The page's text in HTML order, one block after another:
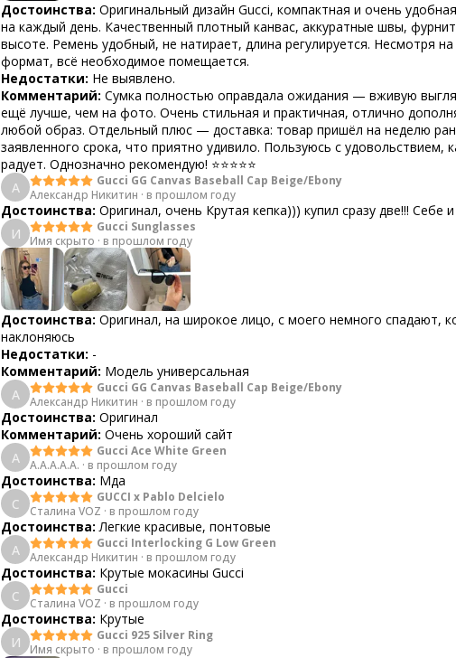
Достоинства: Оригинальный дизайн Gucci, компактная и очень
на каждый день. Качественный плотный канвас, аккуратные швы,
высоте. Ремень удобный, не натирает, длина регулируется. Несмотря
формат, всё необходимое помещается.
Недостатки: Не выявлено.
Комментарий: Сумка полностью оправдала ожидания — вживую
ещё лучше, чем на фото. Очень стильная и практичная, отлично
любой образ. Отдельный плюс — доставка: товар пришёл на неделю
заявленного срока, что приятно удивило. Пользуюсь с удовольствием,
радует. Однозначно рекомендую! ⭐⭐⭐⭐⭐
А
Gucci GG Canvas Baseball Cap Beige/Ebony
Александр Никитин · в прошлом году
Достоинства: Оригинал, очень Крутая кепка))) купил сразу две!!! Себе
И
Gucci Sunglasses
Имя скрыто · в прошлом году
Достоинства: Оригинал, на широкое лицо, с моего немного спадают,
наклоняюсь
Недостатки: -
Комментарий: Модель универсальная
А
Gucci GG Canvas Baseball Cap Beige/Ebony
Александр Никитин · в прошлом году
Достоинства: Оригинал
Комментарий: Очень хороший сайт
A
Gucci Ace White Green
A.A.A.A.A. · в прошлом году
Достоинства: Мда
С
GUCCI x Pablo Delcielo
Сталина VOZ · в прошлом году
Достоинства: Легкие красивые, понтовые
А
Gucci Interlocking G Low Green
Александр Никитин · в прошлом году
Достоинства: Крутые мокасины Gucci
С
Gucci
Сталина VOZ · в прошлом году
Достоинства: Крутые
И
Gucci 925 Silver Ring
Имя скрыто · в прошлом году